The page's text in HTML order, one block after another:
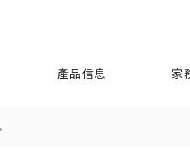
產品信息 家